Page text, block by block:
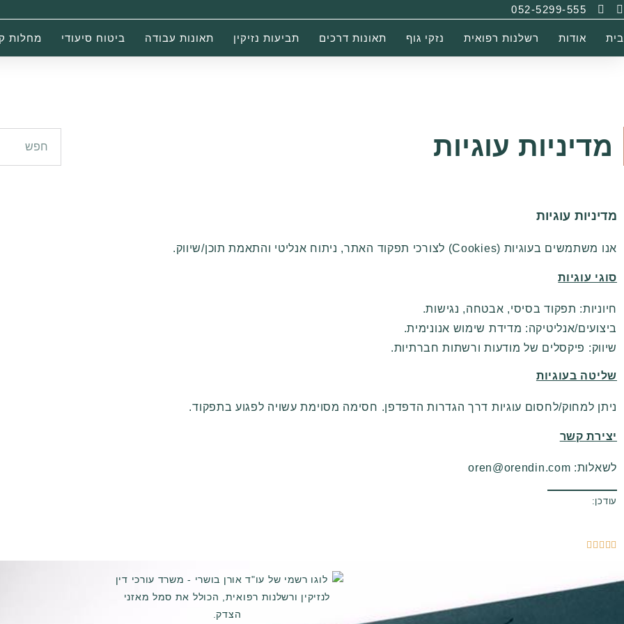
052-5299-555
בית אודות רשלנות רפואית נזקי גוף תאונות דרכים תביעות נזיקין תאונות עבודה ביטוח סיעודי מחלות
מדיניות עוגיות
מדיניות עוגיות
אנו משתמשים בעוגיות (Cookies) לצורכי תפקוד האתר, ניתוח אנליטי והתאמת תוכן/שיווק.
סוגי עוגיות
חיוניות: תפקוד בסיסי, אבטחה, נגישות.
ביצועים/אנליטיקה: מדידת שימוש אנונימית.
שיווק: פיקסלים של מודעות ורשתות חברתיות.
שליטה בעוגיות
ניתן למחוק/לחסום עוגיות דרך הגדרות הדפדפן. חסימה מסוימת עשויה לפגוע בתפקוד.
יצירת קשר
לשאלות: oren@orendin.com
עודכן:




